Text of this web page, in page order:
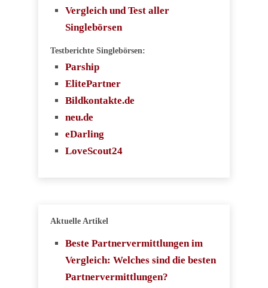
Vergleich und Test aller
Singlebörsen
Testberichte Singlebörsen:
Parship
ElitePartner
Bildkontakte.de
neu.de
eDarling
LoveScout24
Aktuelle Artikel
Beste Partnervermittlungen im
Vergleich: Welches sind die besten
Partnervermittlungen?